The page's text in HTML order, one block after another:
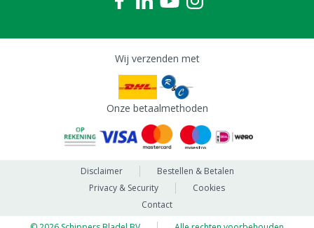
Wij verzenden met
Onze betaalmethoden
Disclaimer
Bestellen & Betalen
Privacy & Security
Cookies
Contact